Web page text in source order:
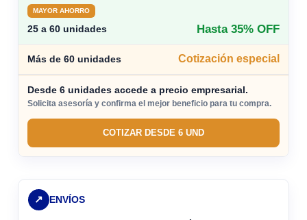
MAYOR AHORRO
25 a 60 unidades Hasta 35% OFF
Más de 60 unidades Cotización especial
Desde 6 unidades accede a precio empresarial.
Solicita asesoría y confirma el mejor beneficio para tu compra.
COTIZAR DESDE 6 UND
↗ ENVÍOS